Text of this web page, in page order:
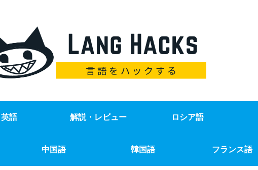
英語 解説・レビュー ロシア語
中国語 韓国語 フランス語